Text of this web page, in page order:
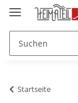
Startseite